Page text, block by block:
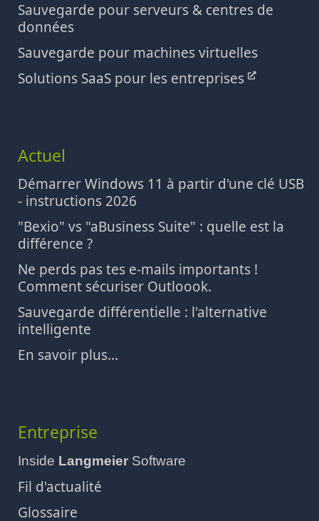
Sauvegarde pour serveurs & centres de
données
Sauvegarde pour machines virtuelles
Solutions SaaS pour les entreprises
Actuel
Démarrer Windows 11 à partir d'une clé USB
- instructions 2026
"Bexio" vs "aBusiness Suite" : quelle est la
différence ?
Ne perds pas tes e-mails importants !
Comment sécuriser Outloook.
Sauvegarde différentielle : l'alternative
intelligente
En savoir plus...
Entreprise
Inside Langmeier Software
Fil d'actualité
Glossaire